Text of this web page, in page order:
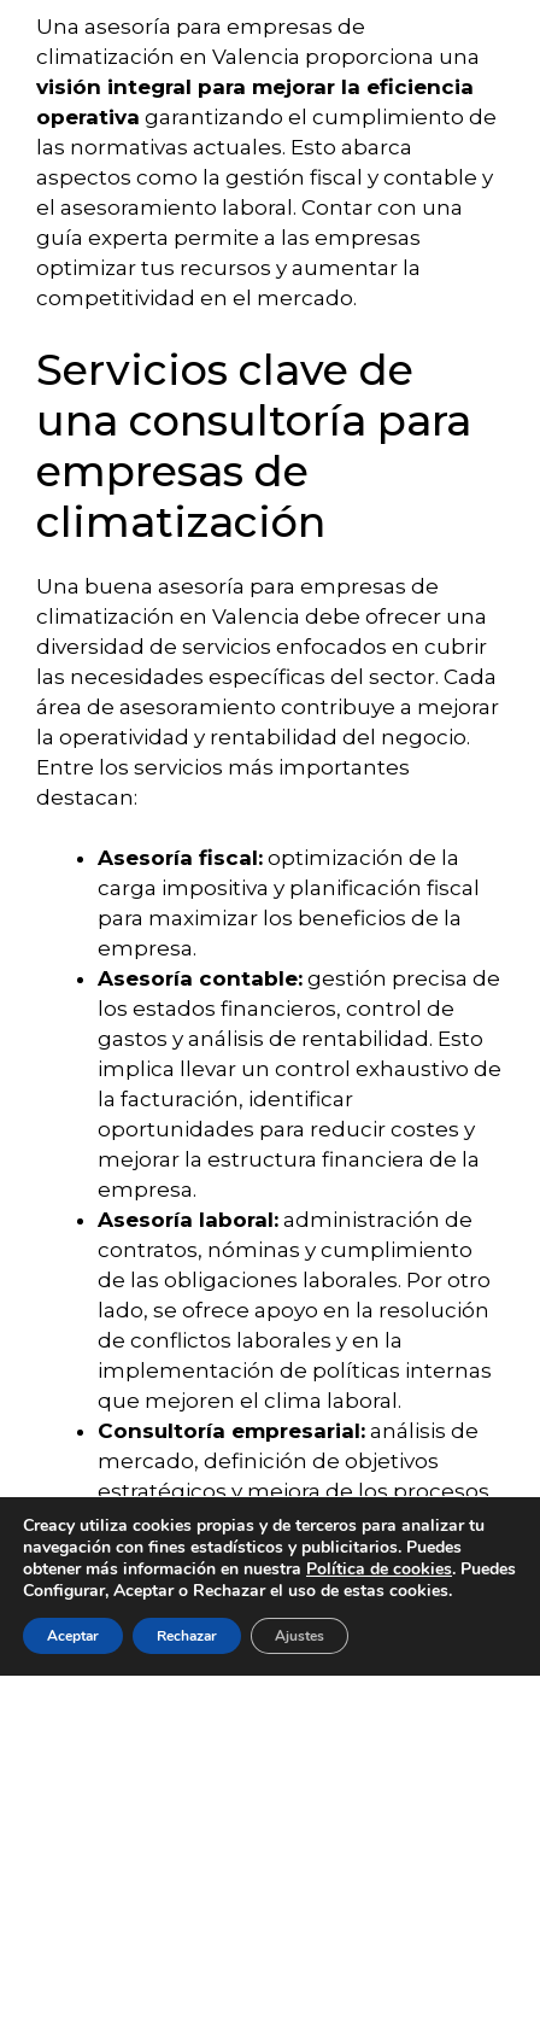
ACERCA DE SERVICIOS EMPLEO BLOG
Una asesoría para empresas de
climatización en Valencia proporciona una
visión integral para mejorar la eficiencia
operativa garantizando el cumplimiento de
las normativas actuales. Esto abarca
aspectos como la gestión fiscal y contable y
el asesoramiento laboral. Contar con una
guía experta permite a las empresas
optimizar tus recursos y aumentar la
competitividad en el mercado.
Servicios clave de
una consultoría para
empresas de
climatización
Una buena asesoría para empresas de
climatización en Valencia debe ofrecer una
diversidad de servicios enfocados en cubrir
las necesidades específicas del sector. Cada
área de asesoramiento contribuye a mejorar
la operatividad y rentabilidad del negocio.
Entre los servicios más importantes
destacan:
Asesoría fiscal: optimización de la
carga impositiva y planificación fiscal
para maximizar los beneficios de la
empresa.
Asesoría contable: gestión precisa de
los estados financieros, control de
gastos y análisis de rentabilidad. Esto
implica llevar un control exhaustivo de
la facturación, identificar
oportunidades para reducir costes y
mejorar la estructura financiera de la
empresa.
Asesoría laboral: administración de
contratos, nóminas y cumplimiento
de las obligaciones laborales. Por otro
lado, se ofrece apoyo en la resolución
de conflictos laborales y en la
implementación de políticas internas
que mejoren el clima laboral.
Consultoría empresarial: análisis de
mercado, definición de objetivos
estratégicos y mejora de los procesos
internos.
Gestión de subvenciones y ayudas:
identificación y tramitación de
incentivos económicos para el sector
de la climatización.
Creacy utiliza cookies propias y de terceros para analizar tu
navegación con fines estadísticos y publicitarios. Puedes
obtener más información en nuestra Política de cookies. Puedes
Configurar, Aceptar o Rechazar el uso de estas cookies.
Aceptar Rechazar Ajustes